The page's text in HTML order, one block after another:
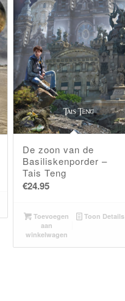
De zoon van de
Basiliskenporder –
Tais Teng
€24.95
Toevoegen
aan
winkelwagen
Toon Details